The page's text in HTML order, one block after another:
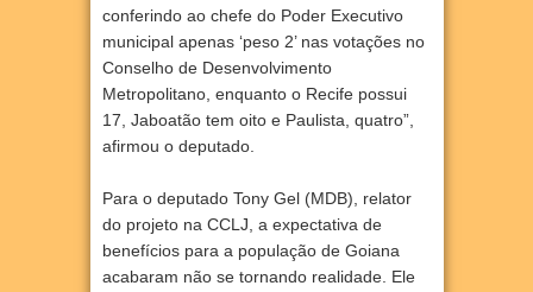
conferindo ao chefe do Poder Executivo
municipal apenas ‘peso 2’ nas votações no
Conselho de Desenvolvimento
Metropolitano, enquanto o Recife possui
17, Jaboatão tem oito e Paulista, quatro”,
afirmou o deputado.
Para o deputado Tony Gel (MDB), relator
do projeto na CCLJ, a expectativa de
benefícios para a população de Goiana
acabaram não se tornando realidade. Ele